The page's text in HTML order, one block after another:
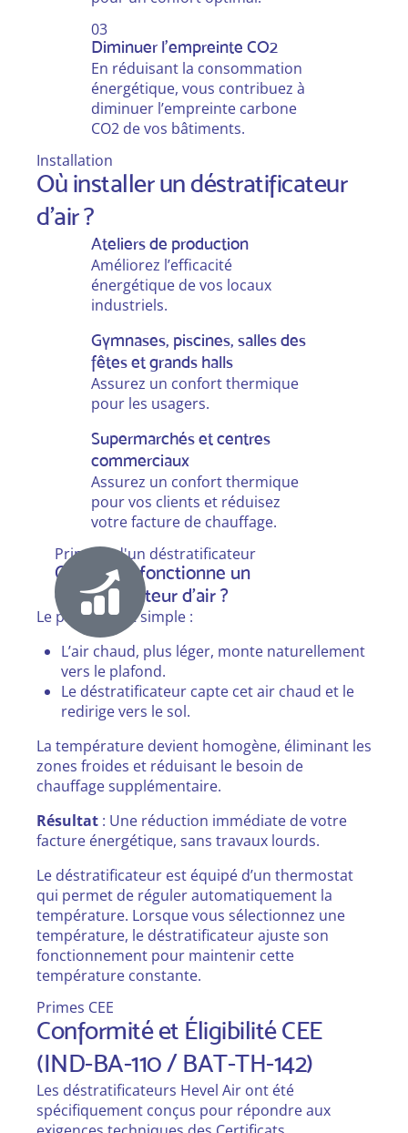
03
Diminuer l'empreinte CO2
En réduisant la consommation
énergétique, vous contribuez à
diminuer l’empreinte carbone
CO2 de vos bâtiments.
Installation
Où installer un déstratificateur
d'air ?
Ateliers de production
Améliorez l’efficacité
énergétique de vos locaux
industriels.
Gymnases, piscines, salles des
fêtes et grands halls
Assurez un confort thermique
pour les usagers.
Supermarchés et centres
commerciaux
Assurez un confort thermique
pour vos clients et réduisez
votre facture de chauffage.
Principe d'un déstratificateur
Comment fonctionne un
déstratificateur d’air ?
Le principe est simple :
L’air chaud, plus léger, monte naturellement
vers le plafond.
Le déstratificateur capte cet air chaud et le
redirige vers le sol.
La température devient homogène, éliminant les
zones froides et réduisant le besoin de
chauffage supplémentaire.
Résultat : Une réduction immédiate de votre
facture énergétique, sans travaux lourds.
Le déstratificateur est équipé d’un thermostat
qui permet de réguler automatiquement la
température. Lorsque vous sélectionnez une
température, le déstratificateur ajuste son
fonctionnement pour maintenir cette
température constante.
Primes CEE
Conformité et Éligibilité CEE
(IND-BA-110 / BAT-TH-142)
Les déstratificateurs Hevel Air ont été
spécifiquement conçus pour répondre aux